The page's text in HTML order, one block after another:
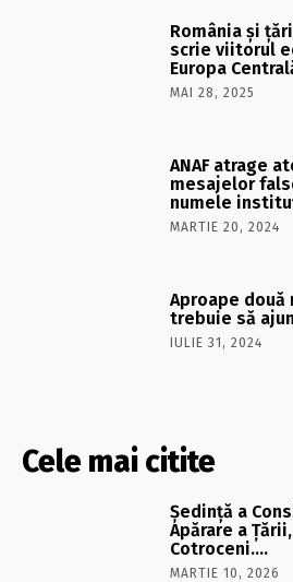
România şi
scrie viitorul
Europa
MAI 28, 2025
ANAF atrage
mesajelor
numele
MARTIE 20, 2024
Aproape
trebuie să
IULIE 31, 2024
Cele mai citite
Şedinţă a
Apărare a
Cotroceni….
MARTIE 10, 2026